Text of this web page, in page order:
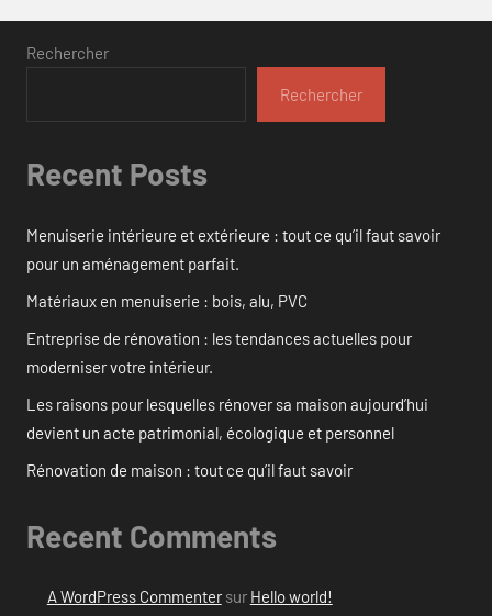
Rechercher
Rechercher
Recent Posts
Menuiserie intérieure et extérieure : tout ce qu’il faut savoir
pour un aménagement parfait.
Matériaux en menuiserie : bois, alu, PVC
Entreprise de rénovation : les tendances actuelles pour
moderniser votre intérieur.
Les raisons pour lesquelles rénover sa maison aujourd’hui
devient un acte patrimonial, écologique et personnel
Rénovation de maison : tout ce qu’il faut savoir
Recent Comments
A WordPress Commentersur Hello world!